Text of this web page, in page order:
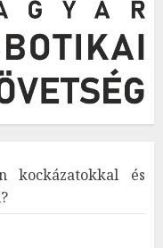
kockázatokkal és